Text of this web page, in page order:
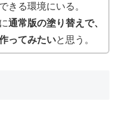
きる環境にいる。
通常版の塗り替えで、
ってみたいと思う。